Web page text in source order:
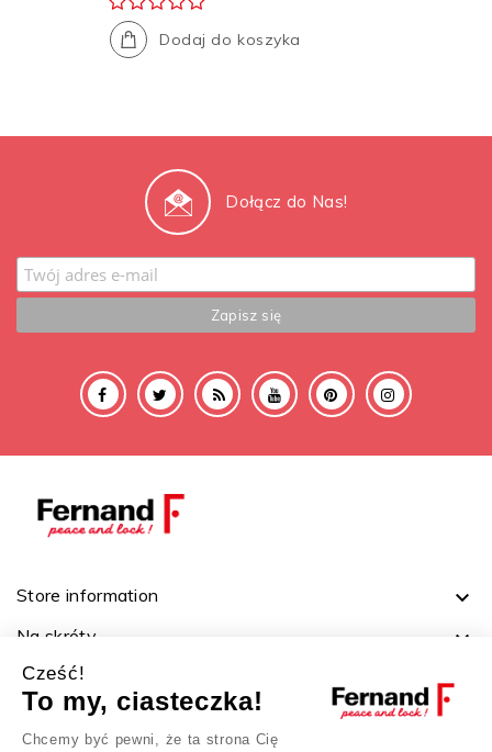
Dodaj do koszyka
Dołącz do Nas!
Store information 
Na skróty 
Ważne linki 
Twoje konto
Cześć!
To my, ciasteczka!
Chcemy być pewni, że ta strona Cię